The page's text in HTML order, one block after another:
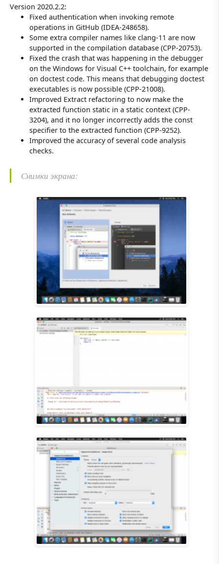
Version 2020.2.2:
Fixed authentication when invoking remote
operations in GitHub (IDEA-248658).
Some extra compiler names like clang-11 are now
supported in the compilation database (CPP-20753).
Fixed the crash that was happening in the debugger
on the Windows for Visual C++ toolchain, for example
on doctest code. This means that debugging doctest
executables is now possible (CPP-21008).
Improved Extract refactoring to now make the
extracted function static in a static context (CPP-
3204), and it no longer incorrectly adds the const
specifier to the extracted function (CPP-9252).
Improved the accuracy of several code analysis
checks.
Снимки экрана: